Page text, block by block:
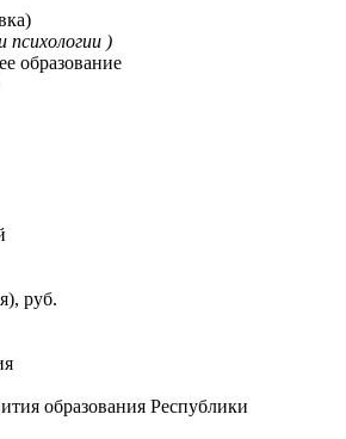
психологии )
образование
руб.
образования Республики